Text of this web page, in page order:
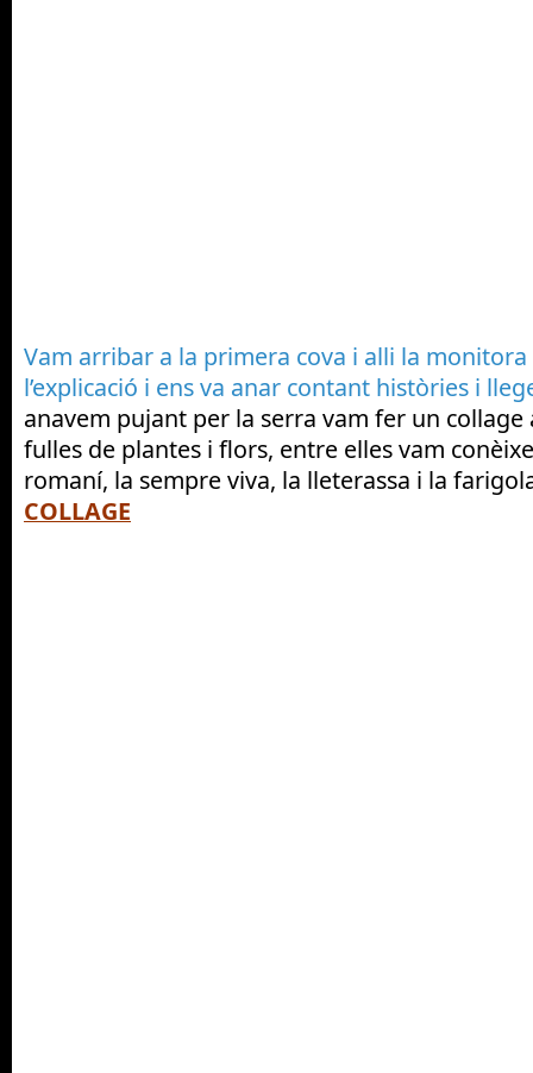
Vam arribar a la primera cova i alli la monitora
l’explicació i ens va anar contant històries i
anavem pujant per la serra vam fer un
fulles de plantes i flors, entre elles vam
romaní, la sempre viva, la lleterassa i la
COLLAGE